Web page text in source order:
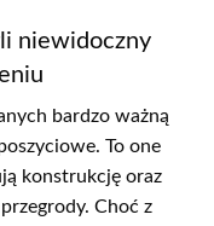
niewidoczny
bardzo ważną
To one
konstrukcję oraz
Choć z